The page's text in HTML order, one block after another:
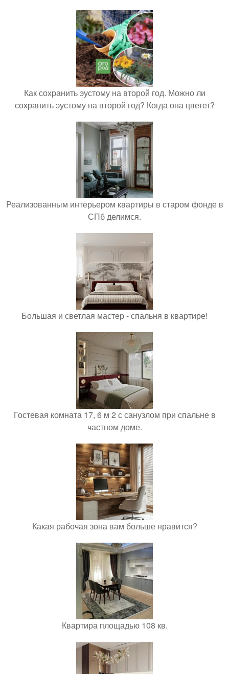
Как сохранить эустому на второй год. Можно ли
сохранить эустому на второй год? Когда она цветет?
Реализованным интерьером квартиры в старом фонде в
СПб делимся.
Большая и светлая мастер - спальня в квартире!
Гостевая комната 17, 6 м 2 с санузлом при спальне в
частном доме.
Какая рабочая зона вам больше нравится?
Квартира площадью 108 кв.